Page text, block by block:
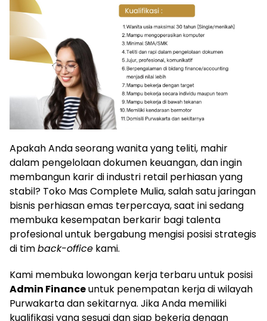
Apakah Anda seorang wanita yang teliti, mahir
dalam pengelolaan dokumen keuangan, dan ingin
membangun karir di industri retail perhiasan yang
stabil? Toko Mas Complete Mulia, salah satu jaringan
bisnis perhiasan emas terpercaya, saat ini sedang
membuka kesempatan berkarir bagi talenta
profesional untuk bergabung mengisi posisi strategis
di timback-office kami.
Kami membuka lowongan kerja terbaru untuk posisi
Admin Financeuntuk penempatan kerja di wilayah
Purwakarta dan sekitarnya. Jika Anda memiliki
kualifikasi yang sesuai dan siap bekerja dengan